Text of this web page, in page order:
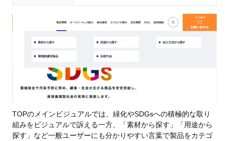
TOPのメインビジュアルでは、緑化やSDGsへの積極的な取り
組みをビジュアルで訴える一方、「素材から探す」「用途から
探す」など一般ユーザーにも分かりやすい言葉で製品をカテゴ